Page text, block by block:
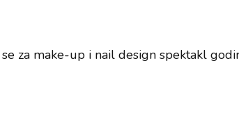
za make-up i nail design spektakl